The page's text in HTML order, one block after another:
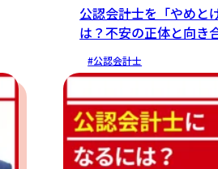
公認会計士を「やめと
は？不安の正体と向き
#公認会計士